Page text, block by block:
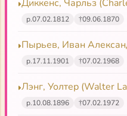
Владимир
Творения
Порфирий
(Πορφύριος
Диккенс, Чарльз
р.07.02.1812 †09.06.1870
Пырьев, Иван
р.17.11.1901 †07.02.1968
Лэнг, Уолтер (Walter
р.10.08.1896 †07.02.1972